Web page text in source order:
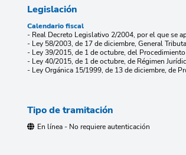
Legislación
Calendario fiscal
- Real Decreto Legislativo 2/2004, por el que se
- Ley 58/2003, de 17 de diciembre, General
- Ley 39/2015, de 1 de octubre, del
- Ley 40/2015, de 1 de octubre, de Régimen
- Ley Orgánica 15/1999, de 13 de diciembre, de
Tipo de tramitación
En línea - No requiere autenticación